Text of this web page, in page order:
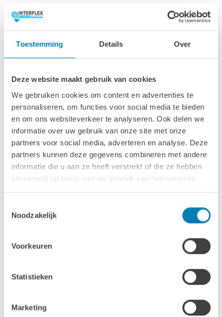
Toestemming Details Over
Deze website maakt gebruik van cookies
We gebruiken cookies om content en advertenties te
personaliseren, om functies voor social media te bieden
en om ons websiteverkeer te analyseren. Ook delen we
informatie over uw gebruik van onze site met onze
partners voor social media, adverteren en analyse. Deze
partners kunnen deze gegevens combineren met andere
informatie die u aan ze heeft verstrekt of die ze hebben
verzameld op basis van uw gebruik van hun services.
Noodzakelijk
Voorkeuren
Statistieken
Marketing
36.77m²
Tuinlodge
94 mm